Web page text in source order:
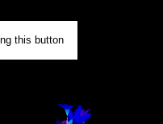
this button